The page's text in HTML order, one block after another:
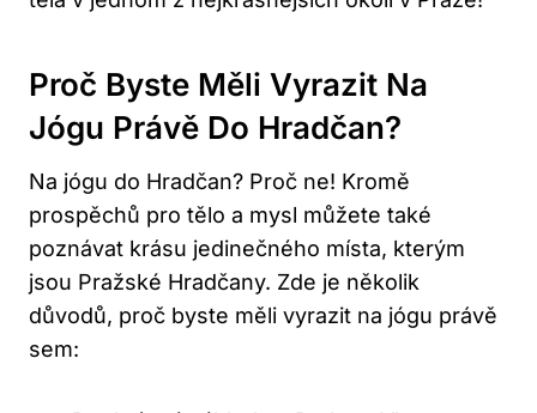
Proč Byste Měli Vyrazit Na
Jógu Právě Do Hradčan?
Na jógu do Hradčan? Proč ne! Kromě
prospěchů pro tělo a mysl můžete také
poznávat krásu jedinečného místa, kterým
jsou Pražské Hradčany. Zde je několik
důvodů, proč byste měli vyrazit na jógu právě
sem: